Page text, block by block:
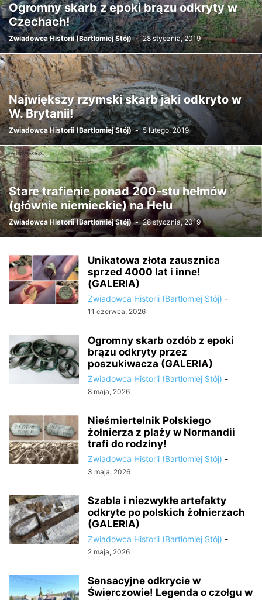
Ogromny skarb z epoki brązu odkryty w
Czechach!
Zwiadowca Historii (Bartłomiej Stój) - 28 stycznia, 2019
Największy rzymski skarb jaki odkryto w
W. Brytanii!
Zwiadowca Historii (Bartłomiej Stój) - 5 lutego, 2019
Stare trafienie ponad 200-stu hełmów
(głównie niemieckie) na Helu
Zwiadowca Historii (Bartłomiej Stój) - 28 stycznia, 2019
Unikatowa złota zausznica
sprzed 4000 lat i inne!
(GALERIA)
Zwiadowca Historii (Bartłomiej Stój) -
11 czerwca, 2026
Ogromny skarb ozdób z epoki
brązu odkryty przez
poszukiwacza (GALERIA)
Zwiadowca Historii (Bartłomiej Stój) -
8 maja, 2026
Nieśmiertelnik Polskiego
żołnierza z plaży w Normandii
trafi do rodziny!
Zwiadowca Historii (Bartłomiej Stój) -
3 maja, 2026
Szabla i niezwykłe artefakty
odkryte po polskich żołnierzach
(GALERIA)
Zwiadowca Historii (Bartłomiej Stój) -
2 maja, 2026
Sensacyjne odkrycie w
Świerczowie! Legenda o czołgu w